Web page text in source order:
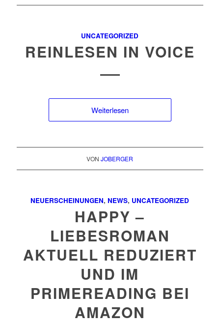
UNCATEGORIZED
REINLESEN IN VOICE
Weiterlesen
VONJOBERGER
NEUERSCHEINUNGEN, NEWS, UNCATEGORIZED
HAPPY –
LIEBESROMAN
AKTUELL REDUZIERT
UND IM
PRIMEREADING BEI
AMAZON